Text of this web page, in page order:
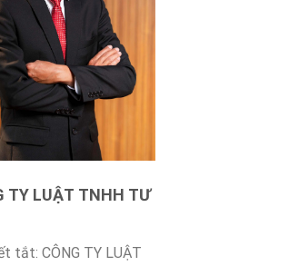
chiến thuật có tên SpyLoans để
TY LUẬT TNHH TƯ
tắt: CÔNG TY LUẬT